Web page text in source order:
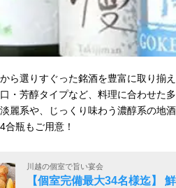
ら選りすぐった銘酒を豊富に取り揃
・芳醇タイプなど、料理に合わせた
麗系や、じっくり味わう濃醇系の地
合瓶もご用意！
川越の個室で旨い宴会
【個室完備最大34名様迄】